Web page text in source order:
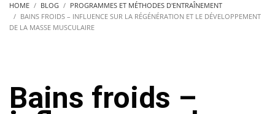
HOME BLOG
PROGRAMMES ET MÉTHODES D'ENTRAÎNEMENT
BAINS FROIDS – INFLUENCE SUR LA RÉGÉNÉRATION ET LE DÉVELOPPEMENT
DE LA MASSE MUSCULAIRE
Bains froids –